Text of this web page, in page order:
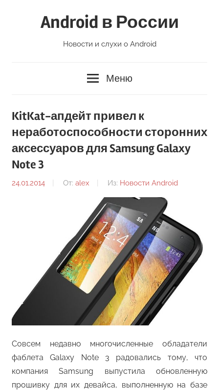
Android в России
Новости и слухи о Android
Меню
KitKat-апдейт привел к
неработоспособности сторонних
аксессуаров для Samsung Galaxy
Note 3
24.01.2014 От: alex Из: Новости Android
Совсем недавно многочисленные обладатели
фаблета Galaxy Note 3 радовались тому, что
компания Samsung выпустила обновленную
прошивку для их девайса, выполненную на базе